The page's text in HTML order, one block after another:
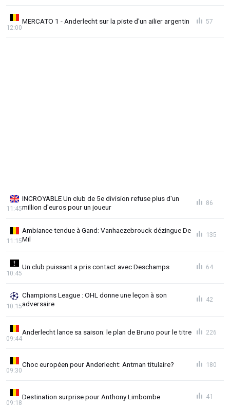
MERCATO 1 - Anderlecht sur la piste d'un ailier argentin
12:00
57
INCROYABLE Un club de 5e division refuse plus d'un
million d'euros pour un joueur
11:45
86
Ambiance tendue à Gand: Vanhaezebrouck dézingue De
Mil
11:15
135
Un club puissant a pris contact avec Deschamps
10:45
64
Champions League : OHL donne une leçon à son
adversaire
10:15
42
Anderlecht lance sa saison: le plan de Bruno pour le titre
09:44
226
Choc européen pour Anderlecht: Antman titulaire?
09:30
180
Destination surprise pour Anthony Limbombe
09:18
41